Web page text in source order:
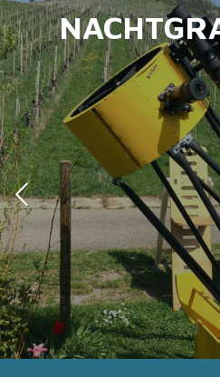
Zum
Hauptinhalt
springen